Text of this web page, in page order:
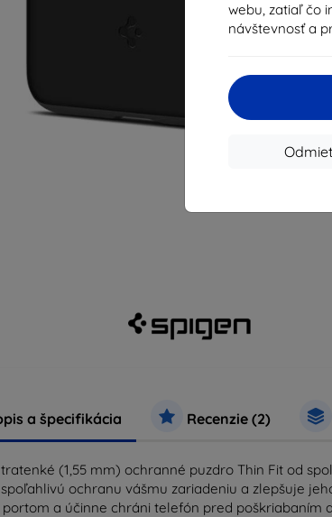
webu, zatiaľ čo
návštevnosť a
a špecifikácia Recenzie (2)
(1,55 mm) ochranné puzdro Thin Fit od
ochranu vášmu zariadeniu a zlepšuje
a účinne chráni telefón pred poškriabaním